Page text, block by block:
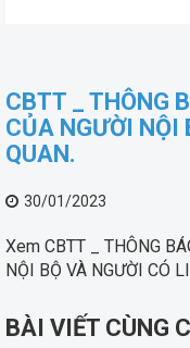
CBTT _ THÔNG
CỦA NGƯỜI NỘI
QUAN.
30/01/2023
Xem CBTT _ THÔNG
NỘI BỘ VÀ NGƯỜI CÓ
BÀI VIẾT CÙNG